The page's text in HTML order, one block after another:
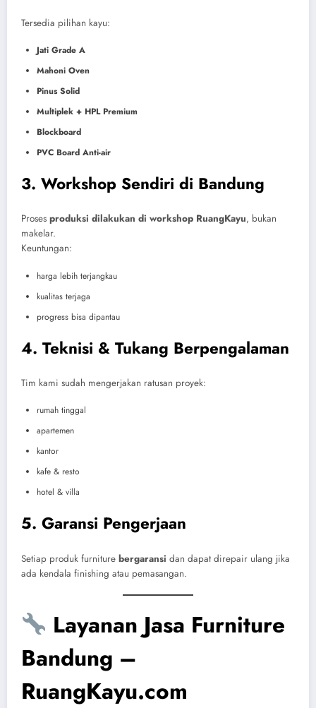
Tersedia pilihan kayu:
Jati Grade A
Mahoni Oven
Pinus Solid
Multiplek + HPL Premium
Blockboard
PVC Board Anti-air
3. Workshop Sendiri di Bandung
Proses produksi dilakukan di workshop RuangKayu, bukan
makelar.
Keuntungan:
harga lebih terjangkau
kualitas terjaga
progress bisa dipantau
4. Teknisi & Tukang Berpengalaman
Tim kami sudah mengerjakan ratusan proyek:
rumah tinggal
apartemen
kantor
kafe & resto
hotel & villa
5. Garansi Pengerjaan
Setiap produk furniture bergaransi dan dapat direpair ulang jika
ada kendala finishing atau pemasangan.
Layanan Jasa Furniture
Bandung –
RuangKayu.com